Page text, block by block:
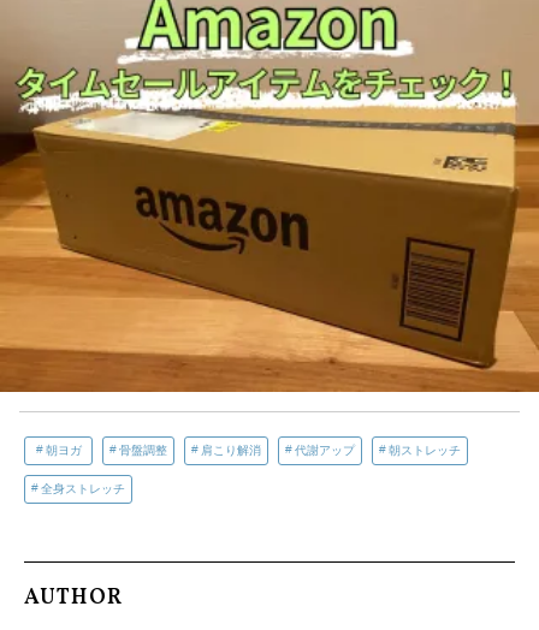
朝ヨガ 骨盤調整 肩こり解消 代謝アップ 朝ストレッチ
全身ストレッチ
AUTHOR